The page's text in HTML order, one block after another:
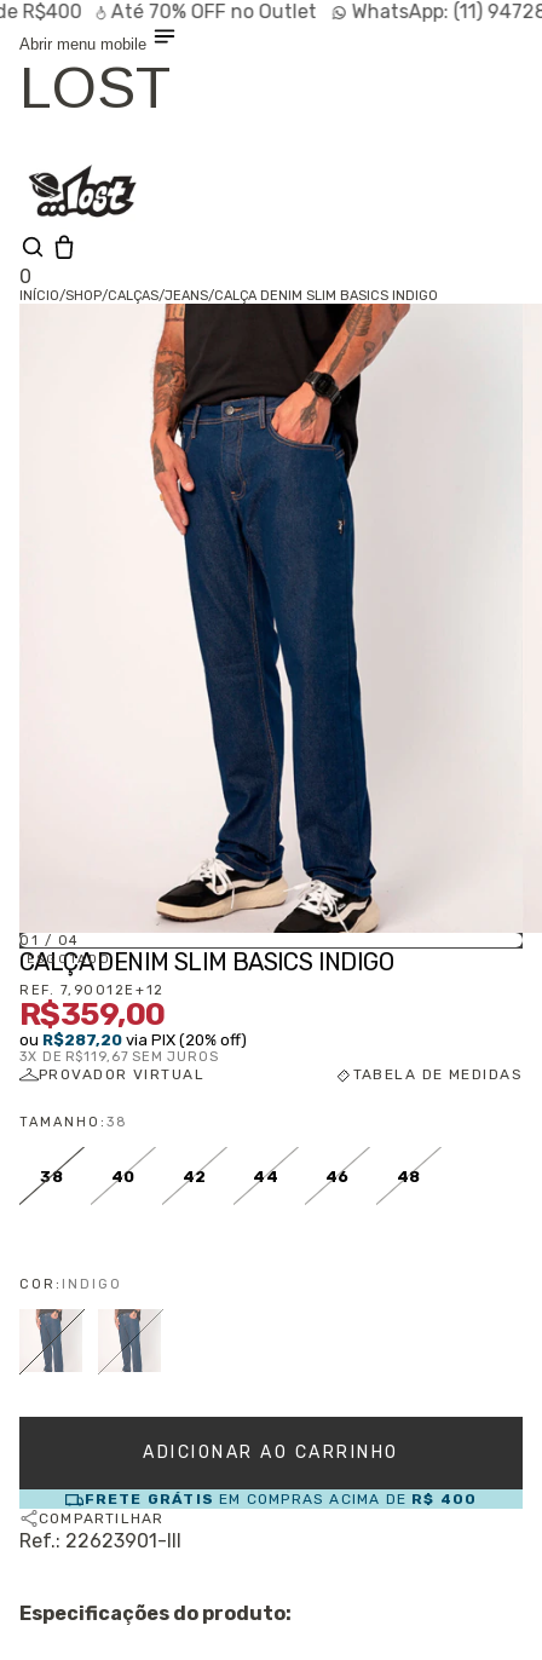
Até70% OFFno Outlet WhatsApp:(11) 94728-
Abrir menu mobile
LOST
0
HOT
SALE
INÍCIO/SHOP/CALÇAS/JEANS/CALÇA DENIM SLIM BASICS INDIGO
01 / 04
ESGOTADO
CALÇA DENIM SLIM BASICS INDIGO
REF. 7,90012E+12
R$359,00
ou R$287,20 via PIX (20% off)
3X DE R$119,67 SEM JUROS
PROVADOR VIRTUAL TABELA DE MEDIDAS
TAMANHO: 38
38 40 42 44 46 48
COR: INDIGO
FRETE GRÁTIS EM COMPRAS ACIMA DE R$ 400
COMPARTILHAR
Ref.: 22623901-III
Especificações do produto: